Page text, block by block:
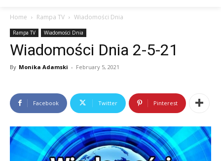
Home Rampa TV Wiadomości Dnia
Rampa TV Wiadomości Dnia
Wiadomości Dnia 2-5-21
By Monika Adamski - February 5, 2021
Facebook Twitter Pinterest